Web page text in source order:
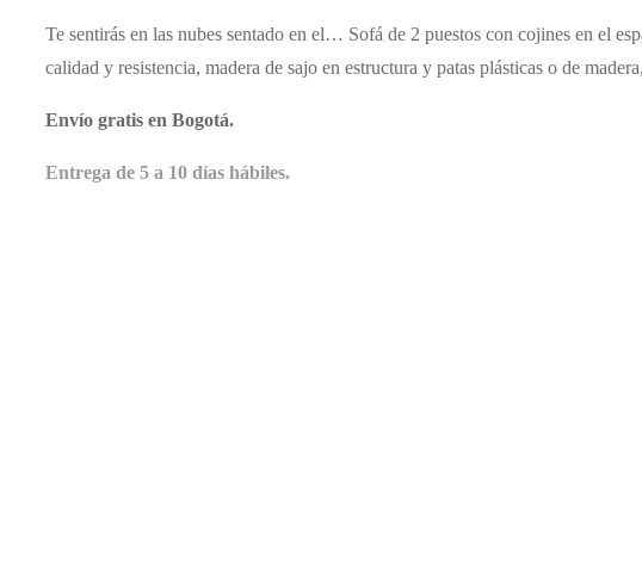
Te sentirás en las nubes sentado en el… Sofá de 2 puestos con cojines en el
calidad y resistencia, madera de sajo en estructura y patas plásticas o de
Envío gratis en Bogotá.
Entrega de 5 a 10 días hábiles.